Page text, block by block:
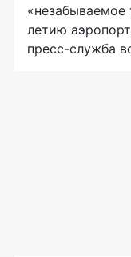
летию
пресс-служба